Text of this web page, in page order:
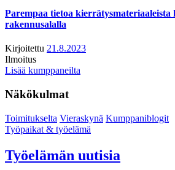
Parempaa tietoa kierrätysmateriaaleista
rakennusalalla
Kirjoitettu 21.8.2023
Ilmoitus
Lisää kumppaneilta
Näkökulmat
Toimitukselta Vieraskynä Kumppaniblogit
Työpaikat & työelämä
Työelämän uutisia